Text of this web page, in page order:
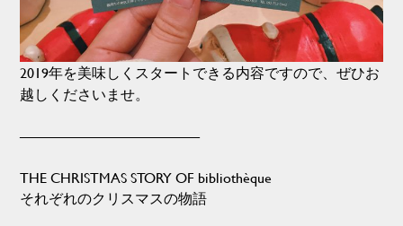
2019年を美味しくスタートできる内容ですので、ぜひお
越しくださいませ。
————————————–
THE CHRISTMAS STORY OF bibliothèque
それぞれのクリスマスの物語